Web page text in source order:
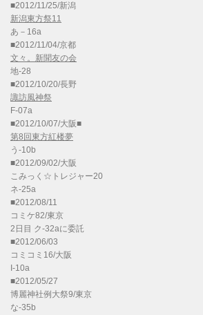
■2012/11/25/新潟
新潟東方祭11
あ－16a
■2012/11/04/京都
文々。新聞友の会
地-28
■2012/10/20/長野
諏訪風神祭
F-07a
■2012/10/07/大阪■
第8回東方紅楼夢
う-10b
■2012/09/02/大阪
こみっく☆トレジャー20
ネ-25a
■2012/08/11
コミケ82/東京
2日目 ク-32aに委託
■2012/06/03
コミコミ16/大阪
I-10a
■2012/05/27
博麗神社例大祭9/東京
な-35b